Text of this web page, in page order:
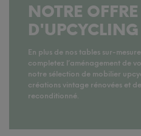
NOTRE OFFRE
D'UPCYCLING
En plus de nos tables sur-
completez l’aménagement de
notre sélection de mobilier
créations vintage rénovées et
reconditionné.